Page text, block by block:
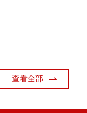
查看全部